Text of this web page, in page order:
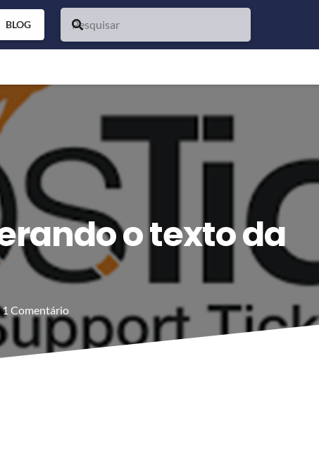
BLOG
o texto da
1Comentário